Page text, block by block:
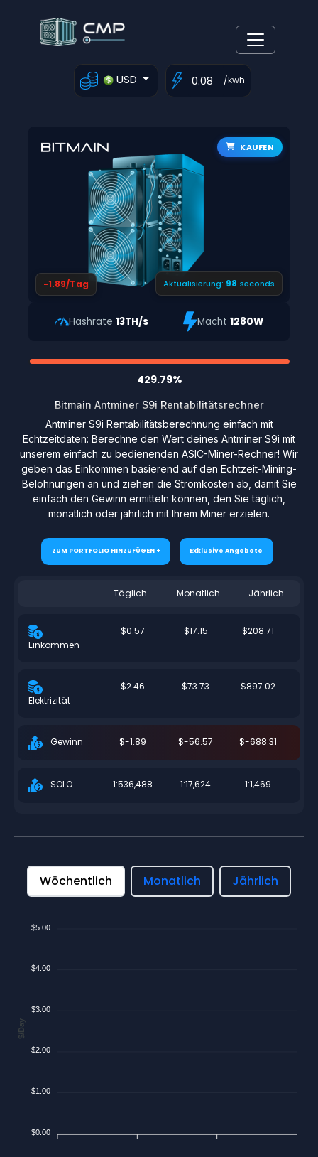
USD /kwh
KAUFEN
-1.89/Tag Aktualisierung: 97 seconds
Hashrate13TH/s Macht 1280W
429.79%
Bitmain Antminer S9i Rentabilitätsrechner
Antminer S9i Rentabilitätsberechnung einfach mit
Echtzeitdaten: Berechne den Wert deines Antminer S9i mit
unserem einfach zu bedienenden ASIC-Miner-Rechner! Wir
geben das Einkommen basierend auf den Echtzeit-Mining-
Belohnungen an und ziehen die Stromkosten ab, damit Sie
einfach den Gewinn ermitteln können, den Sie täglich,
monatlich oder jährlich mit Ihrem Miner erzielen.
ZUM PORTFOLIO HINZUFÜGEN + Exklusive Angebote
Täglich Monatlich Jährlich
Einkommen
$0.57 $17.15 $208.71
Elektrizität
$2.46 $73.73 $897.02
Gewinn $-1.89 $-56.57 $-688.31
SOLO 1:536,488 1:17,624 1:1,469
Wöchentlich Monatlich Jährlich
$5.00
$4.00
$3.00
$2.00
$1.00
$0.00
$/Day